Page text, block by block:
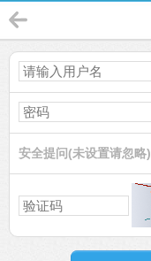
安全提问(未设置请忽略)